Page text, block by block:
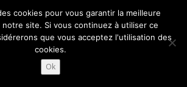
cookies pour vous garantir la meilleure
site. Si vous continuez à utiliser ce
que vous acceptez l'utilisation des
cookies.
Ok